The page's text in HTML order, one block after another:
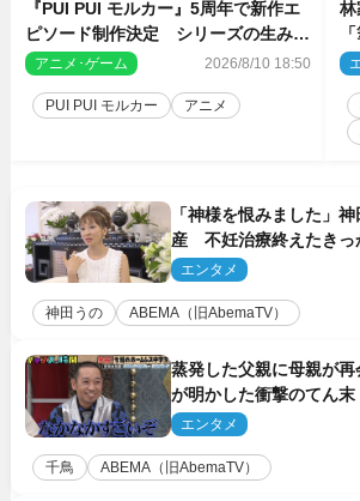
『PUI PUI モルカー』5周年で新作エ
ピソード制作決定 シリーズの生みの
親・見里朝希監督が復帰
アニメ･ゲーム 2026/8/10 18:50
PUI PUI モルカー アニメ
林
「神様を恨みました」
産 不妊治療終えたきっ
エンタメ
神田うの ABEMA（旧AbemaTV）
蒸発した父親に母親が
が明かした衝撃のてん末
エンタメ
千鳥 ABEMA（旧AbemaTV）